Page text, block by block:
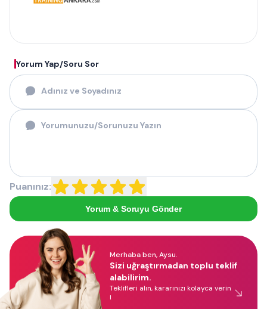
Yorum Yap/Soru Sor
Puanınız:
Yorum & Soruyu Gönder
Merhaba ben, Aysu.
Sizi uğraştırmadan toplu teklif
alabilirim.
Teklifleri alın, kararınızı kolayca verin
!